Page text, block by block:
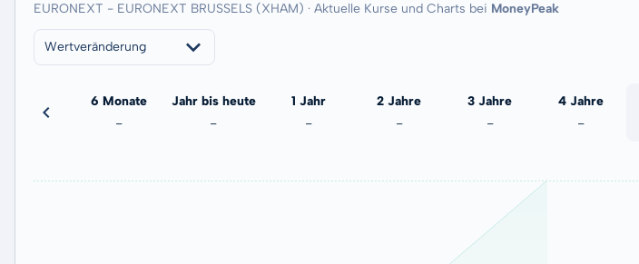
EURONEXT - EURONEXT BRUSSELS (XHAM) · Aktuelle Kurse und Charts bei MoneyPeak
Wertveränderung
6 Monate
-
Jahr bis heute
-
1 Jahr
-
2 Jahre
-
3 Jahre
-
4 Jahre
-